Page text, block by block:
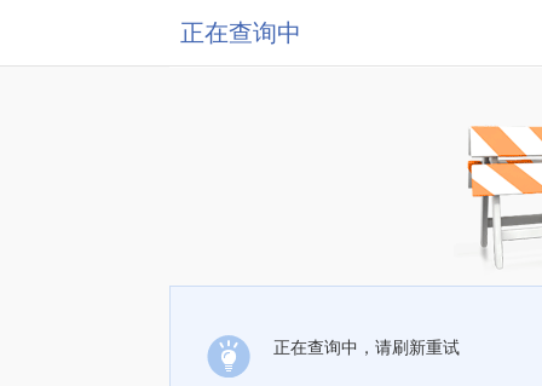
正在查询中
正在查询中，请刷新重试